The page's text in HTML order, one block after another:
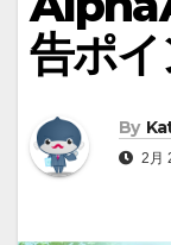
告ポ
By
2月